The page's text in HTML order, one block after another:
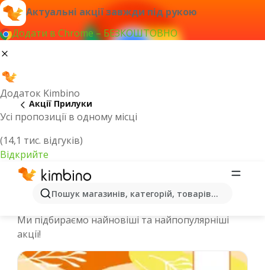
Актуальні акції завжди під рукою
Додати в Chrome – БЕЗКОШТОВНО
Додаток Kimbino
Усі пропозиції в одному місці
(14,1 тис. відгуків)
Відкрийте
Пошук магазинів, категорій, товарів...
Акції Прилуки
Спеціальні пропозиції та каталоги
Ми підбираємо найновіші та найпопулярніші
акції!